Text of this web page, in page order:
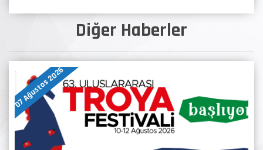
Diğer Haberler
07 Ağustos 2026